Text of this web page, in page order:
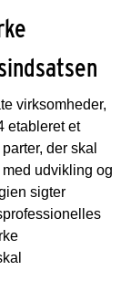
virksomheder,
etableret et
der skal
udvikling og
sigter